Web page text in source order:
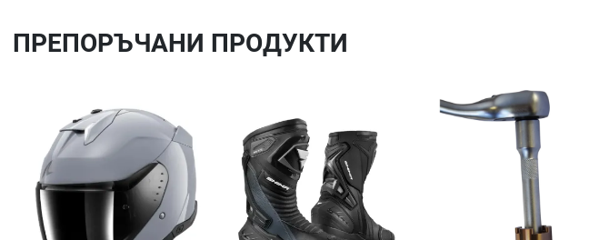
ПРЕПОРЪЧАНИ ПРОДУКТИ
Сравни продукт
Quick View
Добави в любими